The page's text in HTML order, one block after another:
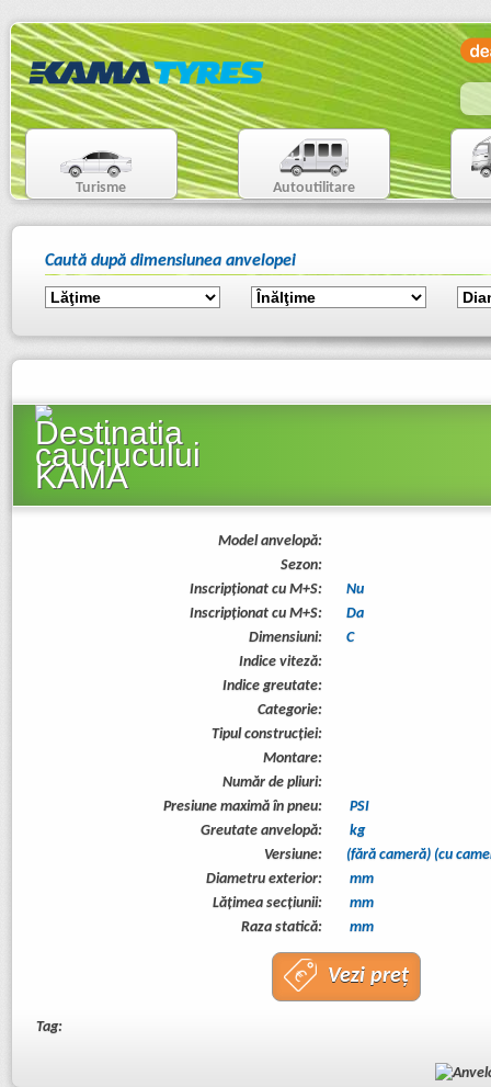
Turisme Autoutilitare
Caută după dimensiunea anvelopei
Model anvelopă:
Sezon:
Inscripționat cu M+S:
Nu
Inscripționat cu M+S:
Da
Dimensiuni:
C
Indice viteză:
Indice greutate:
Categorie:
Tipul construcţiei:
Montare:
Număr de pliuri:
Presiune maximă în pneu:
PSI
Greutate anvelopă:
kg
Versiune:
(fără cameră) (cu
Diametru exterior:
mm
Lăţimea secţiunii:
mm
Raza statică:
mm
Vezi preț
Tag: